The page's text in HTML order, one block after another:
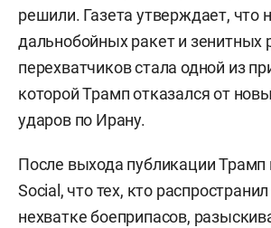
решили. Газета утверждает, что
дальнобойных ракет и зенитных
перехватчиков стала одной из
которой Трамп отказался от
ударов по Ирану.
После выхода публикации Трамп
Social, что тех, кто
нехватке боеприпасов,